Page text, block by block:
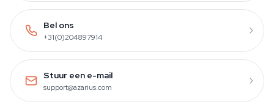
Bel ons
+31(0)204897914
Stuur een e-mail
support@azarius.com